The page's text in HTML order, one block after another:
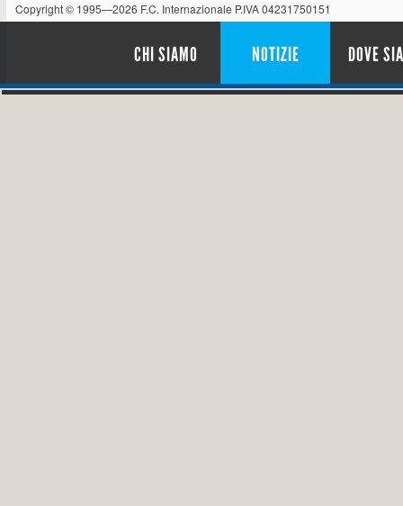
Copyright © 1995—2026 F.C. Internazionale P.IVA 04231750151
CHI SIAMO NOTIZIE DOVE